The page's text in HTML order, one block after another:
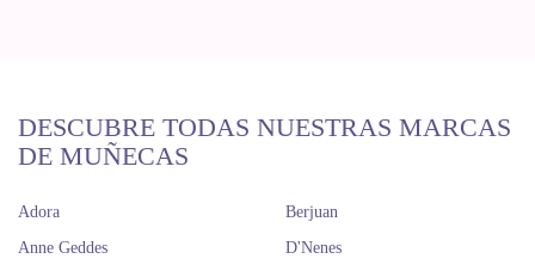
DESCUBRE TODAS NUESTRAS MARCAS
DE MUÑECAS
Adora
Anne Geddes
Berjuan
D'Nenes